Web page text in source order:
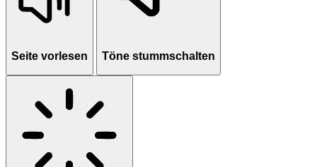
Seite vorlesen Töne stummschalten